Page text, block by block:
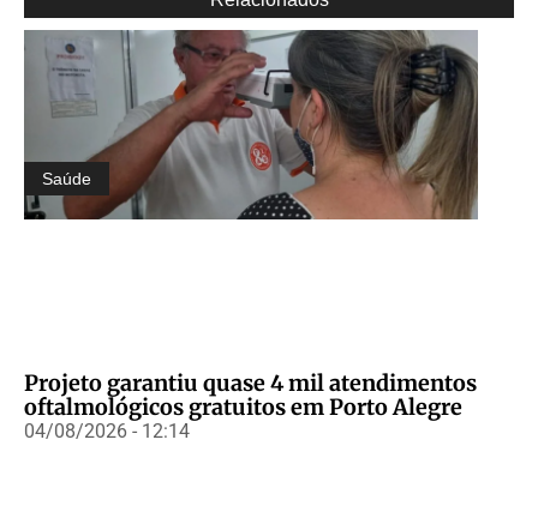
Saúde
Projeto garantiu quase 4 mil atendimentos
oftalmológicos gratuitos em Porto Alegre
04/08/2026 - 12:14